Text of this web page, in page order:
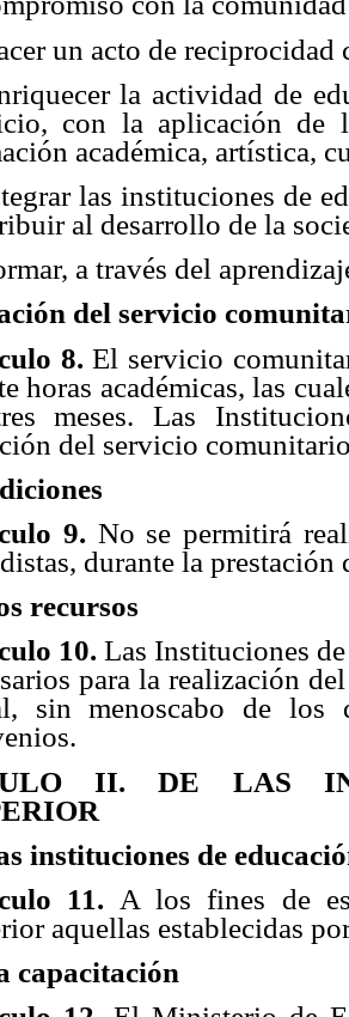
un acto de reciprocidad
la actividad de
con la aplicación de
académica, artística,
las instituciones de
al desarrollo de la
a través del
del servicio
8. El servicio
horas académicas, las
meses. Las
del servicio
9. No se permitirá
durante la
recursos
10. Las Instituciones
para la realización
sin menoscabo de los
II. DE LAS
instituciones de
11. A los fines de
aquellas establecidas
capacitación